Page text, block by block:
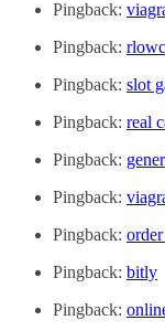
Pingback:
Pingback:
Pingback: slot
Pingback: real
Pingback:
Pingback:
Pingback:
Pingback: bitly
Pingback: